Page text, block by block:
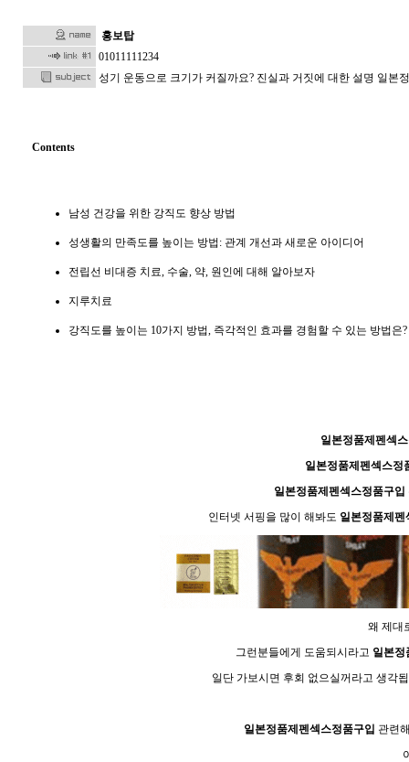
홍보탑
01011111234
성기 운동으로 크기가 커질까요? 진실과 거짓에 대한 설명 일본
Contents
남성 건강을 위한 강직도 향상 방법
성생활의 만족도를 높이는 방법: 관계 개선과 새로운 아이디어
전립선 비대증 치료, 수술, 약, 원인에 대해 알아보자
지루치료
강직도를 높이는 10가지 방법, 즉각적인 효과를 경험할 수 있는 방법은?
일본정품제펜섹
일본정품제펜섹스정
일본정품제펜섹스정품구입
인터넷 서핑을 많이 해봐도 일본정품제펜
왜 제대
그런분들에게 도움되시라고 일본정
일단 가보시면 후회 없으실꺼라고 생각
일본정품제펜섹스정품구입 관련